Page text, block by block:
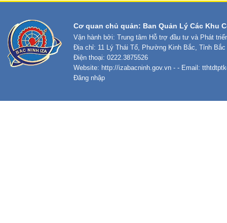
Cơ quan chủ quản: Ban Quản Lý Các Khu
Vận hành bởi: Trung tâm Hỗ trợ đầu tư và Phát
Địa chỉ: 11 Lý Thái Tổ, Phường Kinh Bắc, Tỉnh Bắc
Điện thoại: 0222.3875526
Website: http://izabacninh.gov.vn - - Email:
Đăng nhập